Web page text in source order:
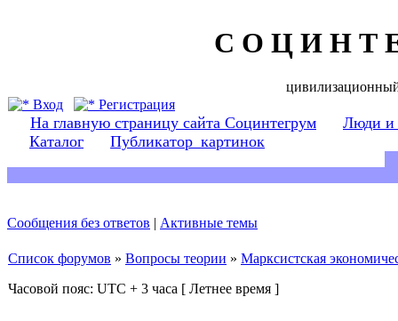
С О Ц И Н Т
Вход
Регистрация
На главную страницу сайта Социнтегрум
Люди и
Каталог
Публикатор_картинок
Сообщения без ответов | Активные темы
Список форумов » Вопросы теории » Марксистская
Часовой пояс: UTC + 3 часа [ Летнее время ]